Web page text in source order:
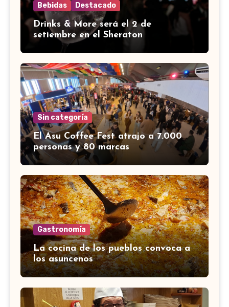
Bebidas Destacado
Drinks & More será el 2 de
setiembre en el Sheraton
Sin categoría
El Asu Coffee Fest atrajo a 7.000
personas y 80 marcas
Gastronomía
La cocina de los pueblos convoca a
los asuncenos